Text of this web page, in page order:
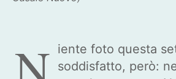
iente foto questa
soddisfatto, però: